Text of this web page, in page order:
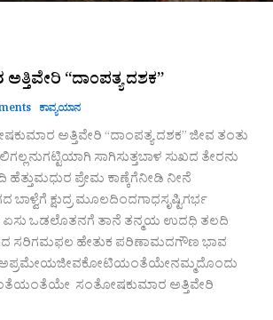
“ದಾಂಪತ್ಯ ದಶಕ”
ಕಾವ್ಯಯಾನ
ಅತ್ತಿವೇರಿ “ದಾಂಪತ್ಯ ದಶಕ” ಜೀವ ತಂತು
ಸಾಗಿಸುತ್ತಬಾಳ ಸುಖದ ತೇರನು
ಪ್ರೇಮ ಕಾಣ್ಕೆಗೆನೀಡಿ ನೀನೆ
ಕ್ಷುದ್ರ ಮೂಲದಿಂದಗಾಧಸೃಷ್ಟಿಗರ್ಭ
ಏಸು ಒಡಲೊತನಗೆ ತಾನೆ ತನ್ಮಯ ಉದಧಿ ತಲದಿ
ಸರಿಗಮಫಲ ಹೇತುಕ ಪರಿಣಾಮದಗೌಣ ಭಾವ
ಅಪ್ರಮೇಯಜೀವಕೋಟಿಯಂತೆಯೇನಮ್ಮದೊಂದು
ಸಂತೋಷಕುಮಾರ ಅತ್ತಿವೇರಿ